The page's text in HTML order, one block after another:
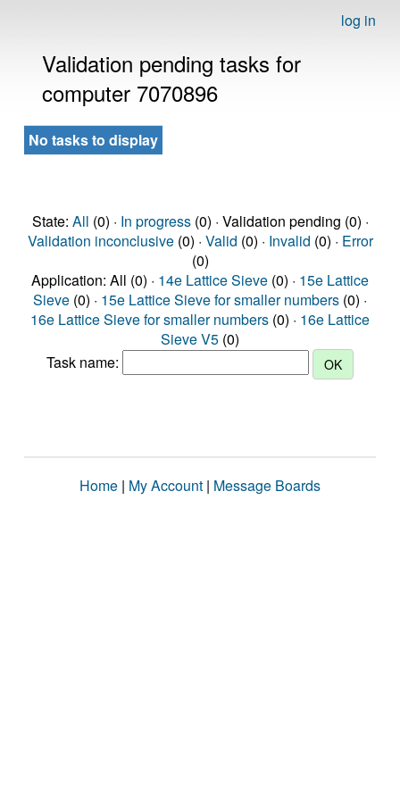
log in
Validation pending tasks for
computer 7070896
No tasks to display
State: All (0) · In progress(0) · Validation pending (0) ·
Validation inconclusive(0) · Valid (0) · Invalid (0) · Error
(0)
Application: All (0) · 14e Lattice Sieve (0) · 15e Lattice
Sieve (0) · 15e Lattice Sieve for smaller numbers (0) ·
16e Lattice Sieve for smaller numbers (0) · 16e Lattice
Sieve V5 (0)
Task name:
Home | My Account | Message Boards